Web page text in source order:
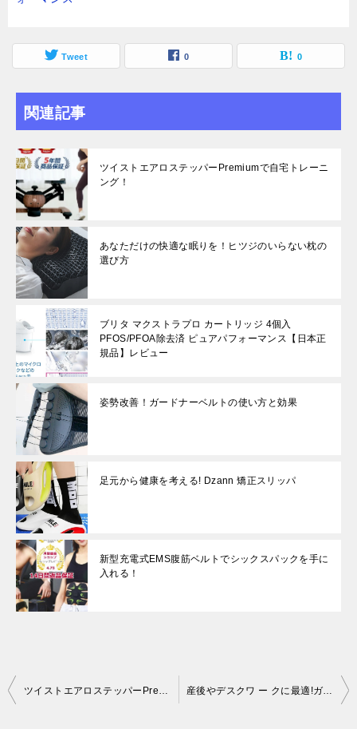
Tweet 0 0
関連記事
ツイストエアロステッパーPremiumで自宅トレーニ
ング！
あなただけの快適な眠りを！ヒツジのいらない枕の
選び方
ブリタ マクストラプロ カートリッジ 4個入
PFOS/PFOA除去済 ピュアパフォーマンス【日本正
規品】レビュー
姿勢改善！ガードナーベルトの使い方と効果
足元から健康を考える! Dzann 矯正スリッパ
新型充電式EMS腹筋ベルトでシックスパックを手に
入れる！
投
ツイストエアロステッパーPremiumで自宅トレーニング！ 産後やデスクワ ー クに最適!ガ ー ドナ ー ベルトの効果とは?